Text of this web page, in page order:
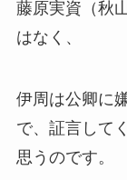
藤原実資（秋
はなく、
伊周は公卿に
で、証言して
思うのです。